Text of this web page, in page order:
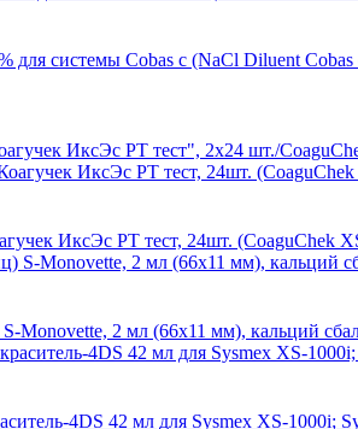
для системы Cobas c (NaCl Diluent
ИксЭс PT тест", 2x24 шт./
ИксЭс РТ тест, 24шт. (CoaguChek
2 мл (66х11 мм), кальций
4DS 42 мл для Sysmex XS-1000i;